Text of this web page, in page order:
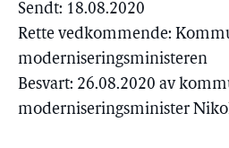
Sendt: 18.08.2020
Rette vedkommende:
moderniseringsministeren
Besvart: 26.08.2020 av
moderniseringsminister